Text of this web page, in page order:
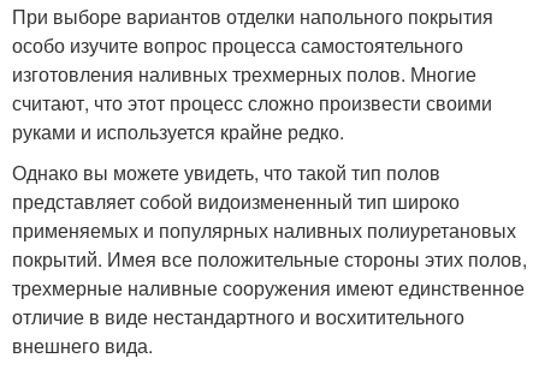
При выборе вариантов отделки напольного покрытия
особо изучите вопрос процесса самостоятельного
изготовления наливных трехмерных полов. Многие
считают, что этот процесс сложно произвести своими
руками и используется крайне редко.
Однако вы можете увидеть, что такой тип полов
представляет собой видоизмененный тип широко
применяемых и популярных наливных полиуретановых
покрытий. Имея все положительные стороны этих полов,
трехмерные наливные сооружения имеют единственное
отличие в виде нестандартного и восхитительного
внешнего вида.